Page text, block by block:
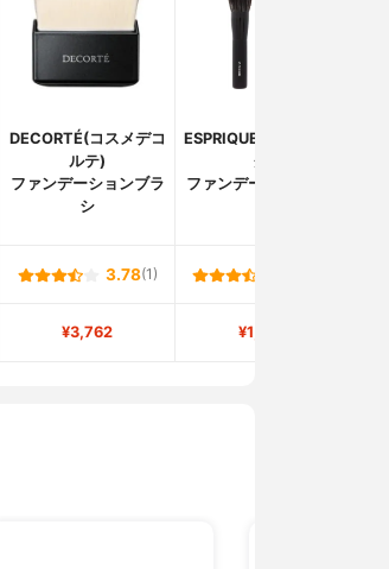
DECORTÉ(コスメデコ
ルテ)
ファンデーションブラ
シ
ESPRIQUE(エスプリー
ク)
ファンデーションブラ
3.78(1)
¥3,762 ¥1,056